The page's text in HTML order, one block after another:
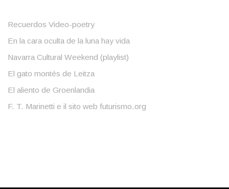
Recuerdos Video-poetry
En la cara oculta de la luna hay vida
Navarra Cultural Weekend (playlist)
El gato montés de Leitza
El aliento de Groenlandia
F. T. Marinetti e il sito web futurismo.org